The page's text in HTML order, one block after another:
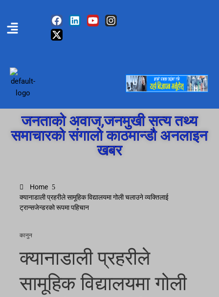
जनताको अवाज,जनमुखी सत्य तथ्य
समाचारको संगालो काठमान्डौ अनलाइन
खबर
Home
क्यानाडाली प्रहरीले सामूहिक विद्यालयमा गोली चलाउने व्यक्तिलाई
ट्रान्सजेन्डरको रूपमा पहिचान
कानुन
क्यानाडाली प्रहरीले
सामूहिक विद्यालयमा गोली